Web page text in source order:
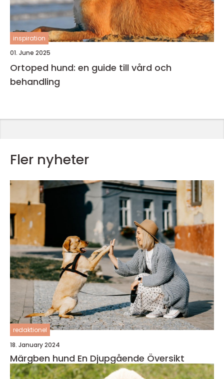
inspiration
01. June 2025
Ortoped hund: en guide till vård och
behandling
Fler nyheter
redaktionel
18. January 2024
Märgben hund En Djupgående Översikt